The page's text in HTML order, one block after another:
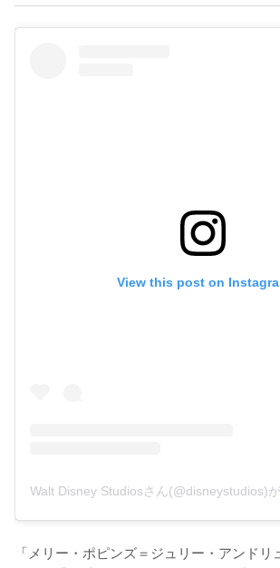
View this post on
「メリー・ポピンズ＝ジュリー・アンド